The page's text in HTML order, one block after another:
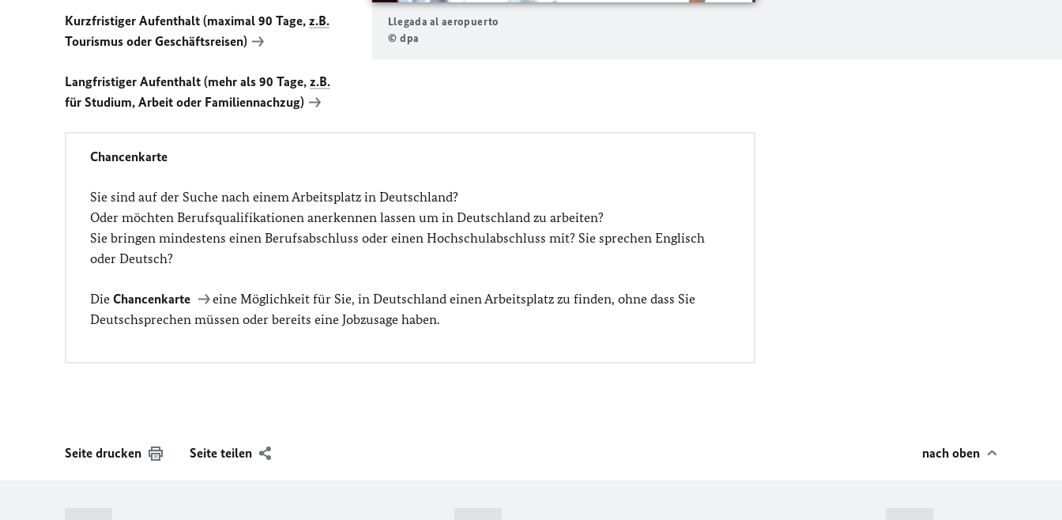
Llegada al aeropuerto
© dpa
Kurzfristiger Aufenthalt (maximal 90 Tage, z.B.
Tourismus oder Geschäftsreisen)
Langfristiger Aufenthalt (mehr als 90 Tage, z.B.
für Studium, Arbeit oder Familiennachzug)
Chancenkarte
Sie sind auf der Suche nach einem Arbeitsplatz in Deutschland?
Oder möchten Berufsqualifikationen anerkennen lassen um in Deutschland zu arbeiten?
Sie bringen mindestens einen Berufsabschluss oder einen Hochschulabschluss mit? Sie sprechen Englisch
oder Deutsch?
Die Chancenkarte
eine Möglichkeit für Sie, in Deutschland einen Arbeitsplatz zu finden, ohne dass Sie
Deutschsprechen müssen oder bereits eine Jobzusage haben.
Seite drucken Seite teilen nach oben